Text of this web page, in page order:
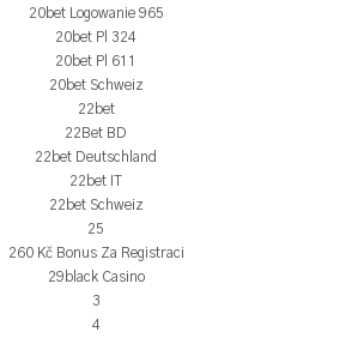
20bet Logowanie 965
20bet Pl 324
20bet Pl 611
20bet Schweiz
22bet
22Bet BD
22bet Deutschland
22bet IT
22bet Schweiz
25
260 Kč Bonus Za Registraci
29black Casino
3
4